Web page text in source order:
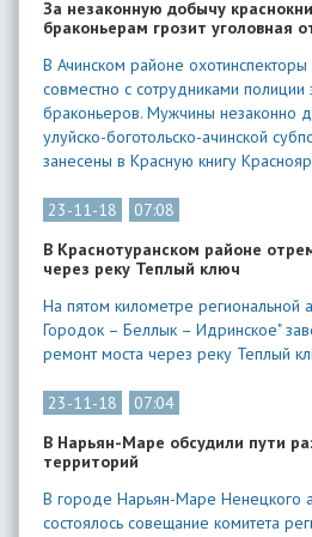
За незаконную добычу
браконьерам грозит уголовная
В Ачинском районе
совместно с сотрудниками
браконьеров. Мужчины незаконно
улуйско-боготольско-ачинской
занесены в Красную книгу
23-11-18
07:08
В Краснотуранском районе
через реку Теплый ключ
На пятом километре региональной
Городок – Беллык – Идринское"
ремонт моста через реку Теплый
23-11-18
07:04
В Нарьян-Маре обсудили пути
территорий
В городе Нарьян-Маре Ненецкого
состоялось совещание комитета